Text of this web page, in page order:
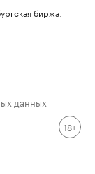
биржа
данных
18+